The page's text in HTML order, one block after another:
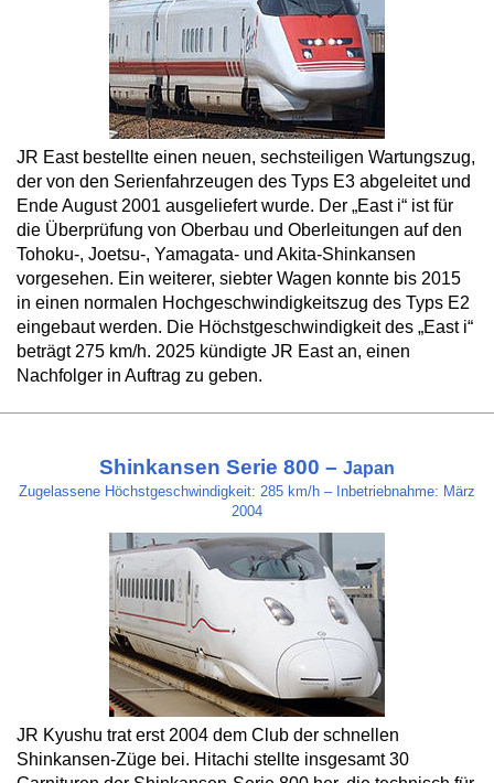
JR East bestellte einen neuen, sechsteiligen Wartungszug,
der von den Serienfahrzeugen des Typs E3 abgeleitet und
Ende August 2001 ausgeliefert wurde. Der „East i“ ist für
die Überprüfung von Oberbau und Oberleitungen auf den
Tohoku-, Joetsu-, Yamagata- und Akita-Shinkansen
vorgesehen. Ein weiterer, siebter Wagen konnte bis 2015
in einen normalen Hochgeschwindigkeitszug des Typs E2
eingebaut werden. Die Höchstgeschwindigkeit des „East i“
beträgt 275 km/h. 2025 kündigte JR East an, einen
Nachfolger in Auftrag zu geben.
Shinkansen Serie 800 – Japan
Zugelassene Höchstgeschwindigkeit: 285 km/h – Inbetriebnahme: März
2004
JR Kyushu trat erst 2004 dem Club der schnellen
Shinkansen-Züge bei. Hitachi stellte insgesamt 30